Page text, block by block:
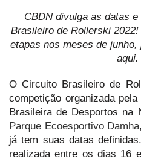
CBDN divulga as datas
Brasileiro de Rollerski
etapas nos meses de
aqui.
O Circuito Brasileiro de
competição organizada
Brasileira de Desportos na
Parque Ecoesportivo Damha
já tem suas datas
realizada entre os dias 16